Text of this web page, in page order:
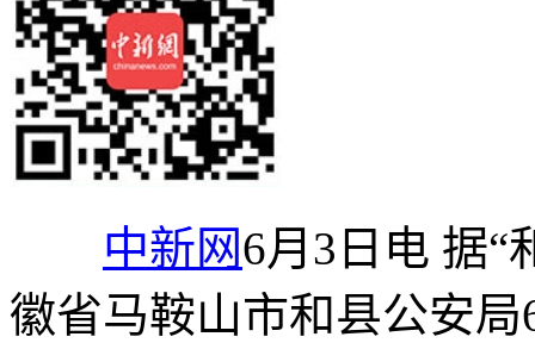
中新网6月3日电 据“
徽省马鞍山市和县公安